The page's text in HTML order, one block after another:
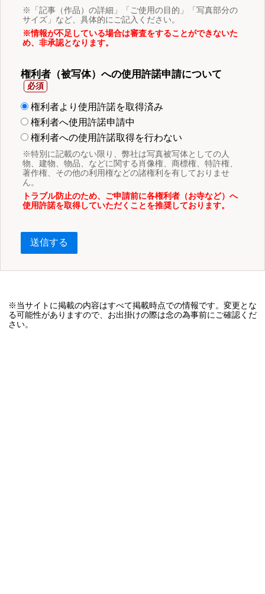
※「記事（作品）の詳細」「ご使用の目的」「写真部分の
サイズ」など、具体的にご記入ください。
※情報が不足している場合は審査をすることができないた
め、非承認となります。
権利者（被写体）への使用許諾申請について
権利者より使用許諾を取得済み
権利者へ使用許諾申請中
権利者への使用許諾取得を行わない
※特別に記載のない限り、弊社は写真被写体としての人
物、建物、物品、などに関する肖像権、商標権、特許権、
著作権、その他の利用権などの諸権利を有しておりませ
ん。
トラブル防止のため、ご申請前に各権利者（お寺など）へ
使用許諾を取得していただくことを推奨しております。
送信する
※当サイトに掲載の内容はすべて掲載時点での情報です。変更とな
る可能性がありますので、お出掛けの際は念の為事前にご確認くだ
さい。